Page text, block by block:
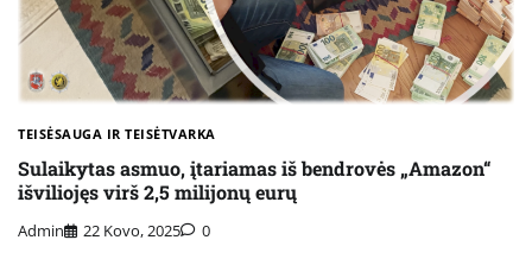
TEISĖSAUGA IR TEISĖTVARKA
Sulaikytas asmuo, įtariamas iš bendrovės „Amazon“
išviliojęs virš 2,5 milijonų eurų
Admin 22 Kovo, 2025 0